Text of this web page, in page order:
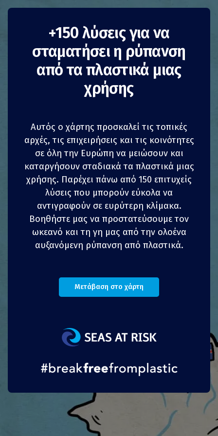
Βρώσιμα σκεύη
Ecopoon
Βελγιο Μείωση της κατανάλωσης
Επιχειρήσεις
Λιέζ
Μολονότι η προτιμώμενη εξέλιξη είναι να
σταματήσει τελείως η χρήση προϊόντων μιας
χρήσης, τα καινοτόμα υλικά μιας χρήσης
μπορούν να αποτελέσουν και αυτά μέρος της
λύσης υπό συγκεκριμένες συνθήκες όπως σε
νοσοκομεία, αεροπορικές εταιρείες ή εταιρείες
είναι μια βελγική μικρομεσαία
επιχείρηση που ανέπτυξε ένα καινοτόμο υλικό
ποτηράκια πωλούνται σε επαγγελματίες και στο
κοινό και αποτελούν μέρος της εμπειρίας του
1 ΚΟΙΝΟΠΟΊΗΣΗ z ΚΟΙΝΟΠΟΊΗΣΗ
4 ΚΟΙΝΟΠΟΊΗΣΗ ΚΟΙΝΟΠΟΊΗΣΗ
+150 λύσεις για να
σταματήσει η ρύπανση
από τα πλαστικά μιας
χρήσης
Αυτός ο χάρτης προσκαλεί τις τοπικές
αρχές, τις επιχειρήσεις και τις κοινότητες
σε όλη την Ευρώπη να μειώσουν και
καταργήσουν σταδιακά τα πλαστικά μιας
χρήσης. Παρέχει πάνω από 150 επιτυχείς
λύσεις που μπορούν εύκολα να
αντιγραφούν σε ευρύτερη κλίμακα.
Βοηθήστε μας να προστατεύσουμε τον
ωκεανό και τη γη μας από την ολοένα
αυξανόμενη ρύπανση από πλαστικά.
Μετάβαση στο χάρτη
1 ΚΟΙΝΟΠΟΊΗΣΗ z ΚΟΙΝΟΠΟΊΗΣΗ
4 ΚΟΙΝΟΠΟΊΗΣΗ ΚΟΙΝΟΠΟΊΗΣΗ